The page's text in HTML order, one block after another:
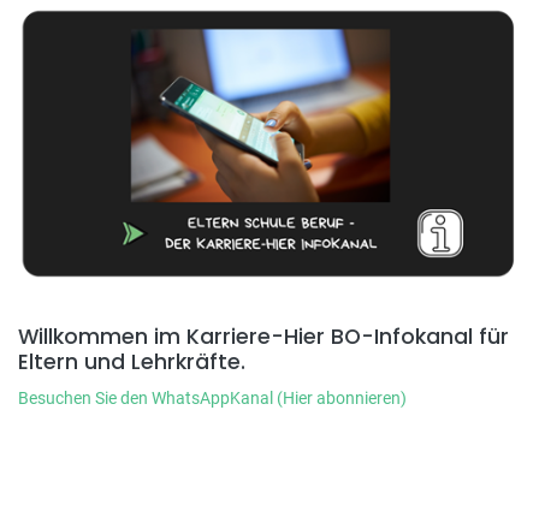
Willkommen im Karriere-Hier BO-Infokanal für
Eltern und Lehrkräfte.
Besuchen Sie den WhatsAppKanal (Hier abonnieren)